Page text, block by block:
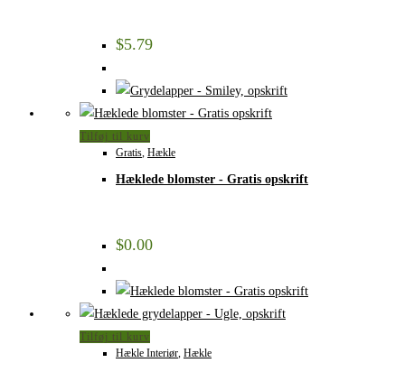
$5.79
Tilføj til kurv
Gratis, Hækle
Hæklede blomster - Gratis opskrift
$0.00
Tilføj til kurv
Hækle Interiør, Hækle